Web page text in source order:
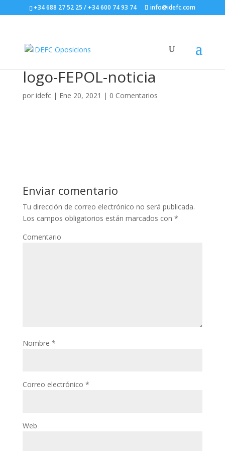
+34 688 27 52 25 / +34 600 74 93 74 info@idefc.com
logo-FEPOL-noticia
por idefc| Ene 20, 2021 | 0 Comentarios
Enviar comentario
Tu dirección de correo electrónico no será publicada.
Los campos obligatorios están marcados con *
Comentario
Nombre *
Correo electrónico *
Web